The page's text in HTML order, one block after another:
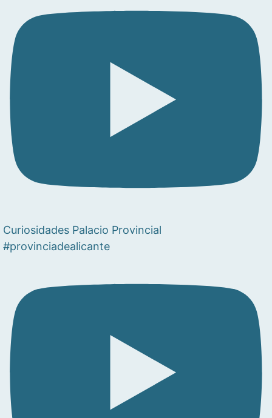
Curiosidades Palacio Provincial
#provinciadealicante